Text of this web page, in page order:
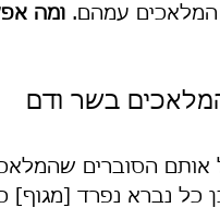
עמהם. ומה
בשר ודם
הסוברים
כל נברא נפרד [מגוף]